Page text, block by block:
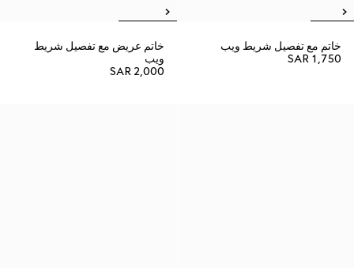
خاتم مع تفصيل شريط ويب
SAR 1,750
خاتم عريض مع تفصيل شريط
ويب
SAR 2,000